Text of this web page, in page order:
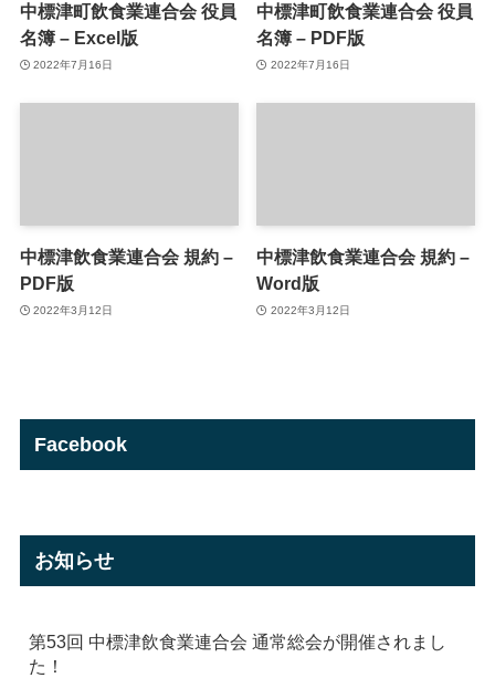
中標津町飲食業連合会 役員
名簿 – Excel版
2022年7月16日
中標津町飲食業連合会 役員
名簿 – PDF版
2022年7月16日
中標津飲食業連合会 規約 –
PDF版
2022年3月12日
中標津飲食業連合会 規約 –
Word版
2022年3月12日
Facebook
お知らせ
第53回 中標津飲食業連合会 通常総会が開催されまし
た！